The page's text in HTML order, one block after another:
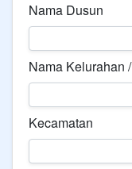
Nama Dusun
Nama Kelurahan
Kecamatan